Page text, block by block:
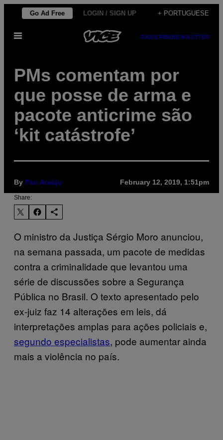
Skip
content
Go Ad Free LOGIN / SIGN UP + PORTUGUESE
Open
SUBSCRIBENEWSLETTER
PMs comentam por
que posse de arma e
pacote anticrime são
‘kit catástrofe’
By Peu Araújo February 12, 2019, 1:51pm
Share:
O ministro da Justiça Sérgio Moro anunciou,
na semana passada, um pacote de medidas
contra a criminalidade que levantou uma
série de discussões sobre a Segurança
Pública no Brasil. O texto apresentado pelo
ex-juiz faz 14 alterações em leis, dá
interpretações amplas para ações policiais e,
segundo especialistas, pode aumentar ainda
mais a violência no país.